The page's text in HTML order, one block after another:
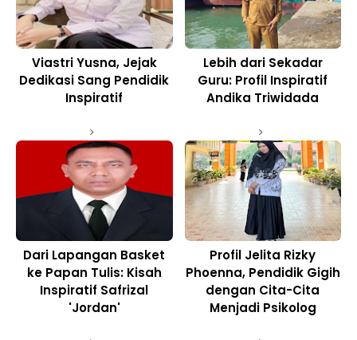
Viastri Yusna, Jejak
Dedikasi Sang Pendidik
Inspiratif
Lebih dari Sekadar
Guru: Profil Inspiratif
Andika Triwidada
Dari Lapangan Basket
ke Papan Tulis: Kisah
Inspiratif Safrizal
'Jordan'
Profil Jelita Rizky
Phoenna, Pendidik Gigih
dengan Cita-Cita
Menjadi Psikolog